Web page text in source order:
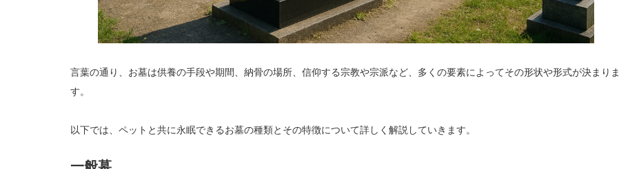
言葉の通り、お墓は供養の手段や期間、納骨の場所、信仰する宗教や宗派など、多くの要素によってその形状や形式が決まりま
す。
以下では、ペットと共に永眠できるお墓の種類とその特徴について詳しく解説していきます。